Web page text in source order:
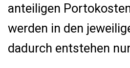
anteiligen
werden in den
dadurch entstehen